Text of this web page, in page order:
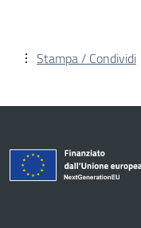
Stampa / Condividi